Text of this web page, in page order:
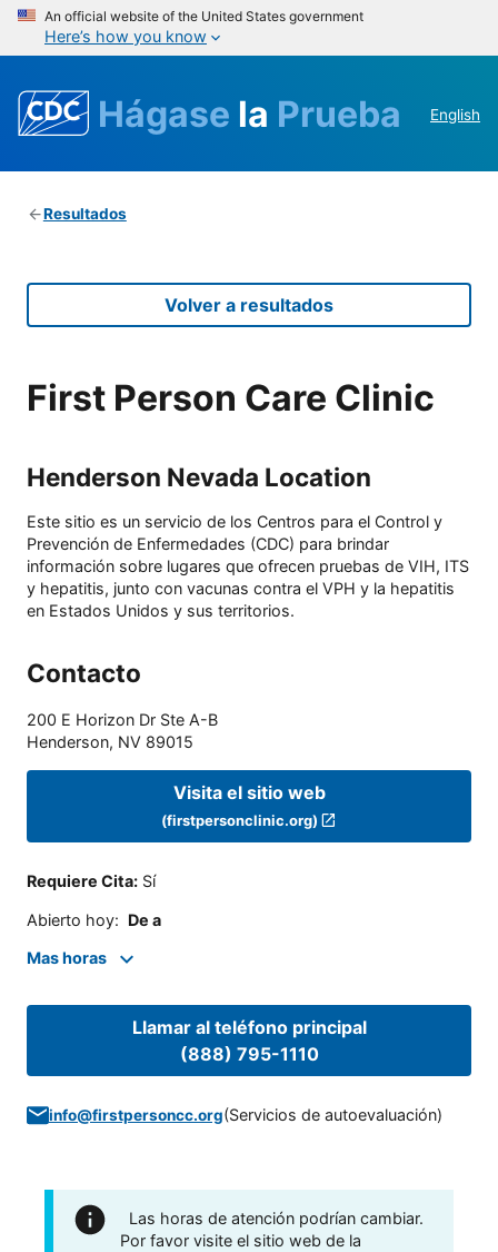
An official website of the United States government
Here’s how you know
Hágase la Prueba English
Resultados
Volver a resultados
First Person Care Clinic
Henderson Nevada Location
Este sitio es un servicio de los Centros para el Control y
Prevención de Enfermedades (CDC) para brindar
información sobre lugares que ofrecen pruebas de VIH, ITS
y hepatitis, junto con vacunas contra el VPH y la hepatitis
en Estados Unidos y sus territorios.
Contacto
200 E Horizon Dr Ste A-B
Henderson, NV 89015
Visita el sitio web
(firstpersonclinic.org)
Requiere Cita: Sí
Abierto hoy: De a
Mas horas
Llamar al teléfono principal
(888) 795-1110
info@firstpersoncc.org(Servicios de autoevaluación)
Las horas de atención podrían cambiar.
Por favor visite el sitio web de la